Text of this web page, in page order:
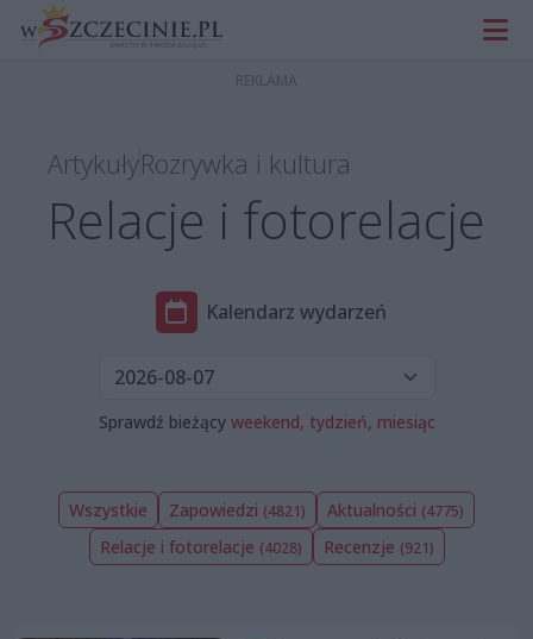
ArtykułyRozrywka i kultura
Relacje i fotorelacje
Kalendarz wydarzeń
Sprawdź bieżący weekend, tydzień, miesiąc
Wszystkie Zapowiedzi (4821) Aktualności (4775)
Relacje i fotorelacje (4028) Recenzje (921)